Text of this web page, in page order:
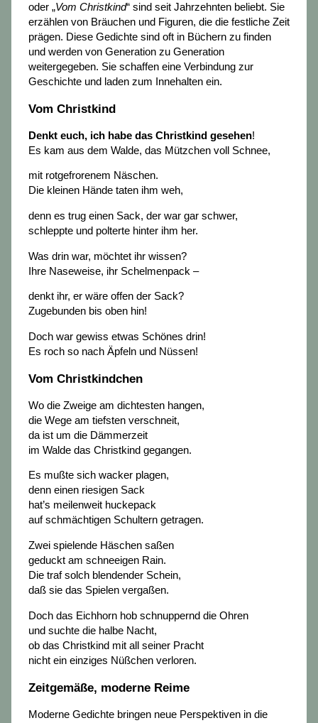
oder „Vom Christkind“ sind seit Jahrzehnten beliebt. Sie
erzählen von Bräuchen und Figuren, die die festliche Zeit
prägen. Diese Gedichte sind oft in Büchern zu finden
und werden von Generation zu Generation
weitergegeben. Sie schaffen eine Verbindung zur
Geschichte und laden zum Innehalten ein.
Vom Christkind
Denkt euch, ich habe das Christkind gesehen!
Es kam aus dem Walde, das Mützchen voll Schnee,
mit rotgefrorenem Näschen.
Die kleinen Hände taten ihm weh,
denn es trug einen Sack, der war gar schwer,
schleppte und polterte hinter ihm her.
Was drin war, möchtet ihr wissen?
Ihre Naseweise, ihr Schelmenpack –
denkt ihr, er wäre offen der Sack?
Zugebunden bis oben hin!
Doch war gewiss etwas Schönes drin!
Es roch so nach Äpfeln und Nüssen!
Vom Christkindchen
Wo die Zweige am dichtesten hangen,
die Wege am tiefsten verschneit,
da ist um die Dämmerzeit
im Walde das Christkind gegangen.
Es mußte sich wacker plagen,
denn einen riesigen Sack
hat’s meilenweit huckepack
auf schmächtigen Schultern getragen.
Zwei spielende Häschen saßen
geduckt am schneeigen Rain.
Die traf solch blendender Schein,
daß sie das Spielen vergaßen.
Doch das Eichhorn hob schnuppernd die Ohren
und suchte die halbe Nacht,
ob das Christkind mit all seiner Pracht
nicht ein einziges Nüßchen verloren.
Zeitgemäße, moderne Reime
Moderne Gedichte bringen neue Perspektiven in die